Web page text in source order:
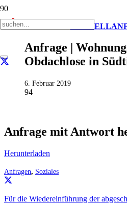
AKTUELL
Anfrage |
Obdachlose in
6. Februar 2019
94
Anfrage mit Antwort
Herunterladen
Anfragen, Soziales
Für die Wiedereinführung der